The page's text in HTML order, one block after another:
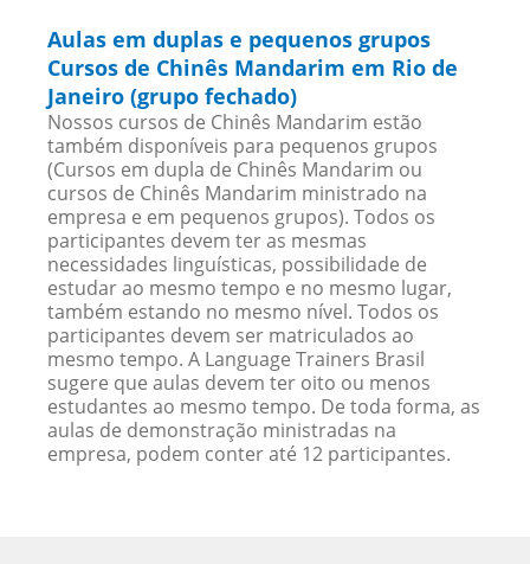
Aulas em duplas e pequenos grupos
Cursos de Chinês Mandarim em Rio de
Janeiro (grupo fechado)
Nossos cursos de Chinês Mandarim estão
também disponíveis para pequenos grupos
(Cursos em dupla de Chinês Mandarim ou
cursos de Chinês Mandarim ministrado na
empresa e em pequenos grupos). Todos os
participantes devem ter as mesmas
necessidades linguísticas, possibilidade de
estudar ao mesmo tempo e no mesmo lugar,
também estando no mesmo nível. Todos os
participantes devem ser matriculados ao
mesmo tempo. A Language Trainers Brasil
sugere que aulas devem ter oito ou menos
estudantes ao mesmo tempo. De toda forma, as
aulas de demonstração ministradas na
empresa, podem conter até 12 participantes.